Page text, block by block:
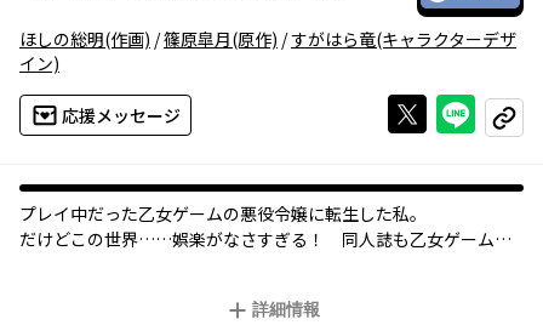
ほしの総明(作画) /篠原皐月(原作) /すがはら竜(キャラクターデザ
イン)
応援メッセージ Xで投稿する
ライン
コピー
プレイ中だった乙女ゲームの悪役令嬢に転生した私。
だけどこの世界……娯楽がなさすぎる！ 同人誌も乙女ゲームも
詳細情報